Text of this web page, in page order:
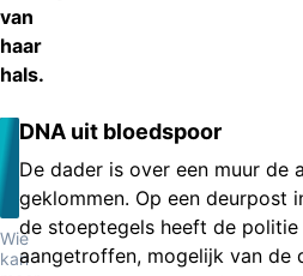
van
haar
hals.
Wie
kan
DNA uit bloedspoor
De dader is over een muur de
geklommen. Op een deurpost
de stoeptegels heeft de
aangetroffen, mogelijk van de